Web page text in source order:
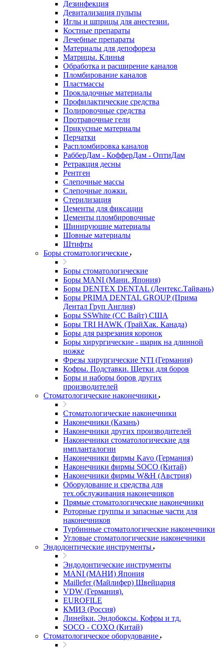
Дезинфекция
Девитализация пульпы
Иглы и шприцы для анестезии.
Костные препараты
Лечебные препараты
Материалы для депофореза
Матрицы. Клинья
Обработка и расширение каналов
Пломбирование каналов
Пластмассы
Прокладочные материалы
Профилактические средства
Полировочные средства
Протравочные гели
Прикусные материалы
Перчатки
Распломбировка каналов
РабберДам - КофферДам - ОптиДам
Ретракция десны
Рентген
Слепочные массы
Слепочные ложки.
Стерилизация
Цементы для фиксации
Цементы пломбировочные
Шинирующие материалы
Шовные материалы
Штифты
Боры стоматологические
Боры стоматологические
Боры MANI (Мани. Япония)
Боры DENTEX DENTAL (Дентекс.Тайвань)
Боры PRIMA DENTAL GROUP (Прима
Дентал Груп Англия)
Боры SSWhite (СС Вайт) США
Боры TRI HAWK (ТрайХак. Канада)
Боры для разрезания коронок
Боры хирургические - шарик на длинной
ножке
Фрезы хирургические NTI (Германия)
Кофры. Подставки. Щетки для боров
Боры и наборы боров других
производителей
Стоматологические наконечники
Стоматологические наконечники
Наконечники (Казань)
Наконечники других производителей
Наконечники стоматологические для
импланталогии
Наконечники фирмы Kavo (Германия)
Наконечники фирмы SOCO (Китай)
Наконечники фирмы W&H (Австрия)
Оборудование и средства для
тех.обслуживания наконечников
Прямые стоматологические наконечники
Роторные группы и запасные части для
наконечников
Турбинные стоматологические наконечники
Угловые стоматологические наконечники
Эндодонтические инструменты
Эндодонтические инструменты
MANI (МАНИ) Япония
Maillefer (Майлифер) Швейцария
VDW (Германия).
EUROFILE
КМИЗ (Россия)
Линейки. Эндобоксы. Кофры и тд.
SOCO - COXO (Китай)
Стоматологическое оборудование